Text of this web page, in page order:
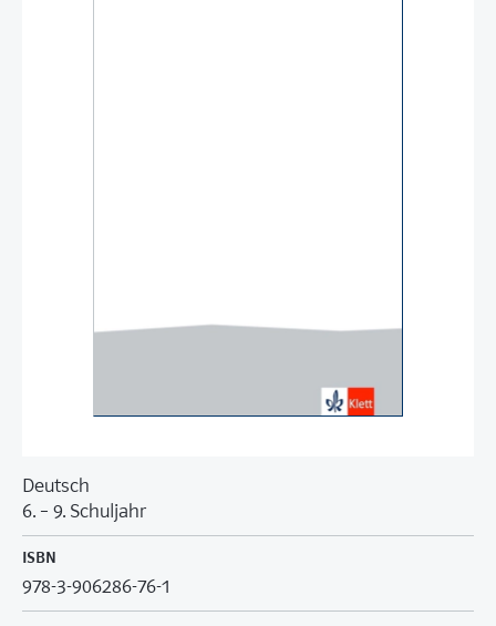
Deutsch
6. – 9. Schuljahr
ISBN
978-3-906286-76-1